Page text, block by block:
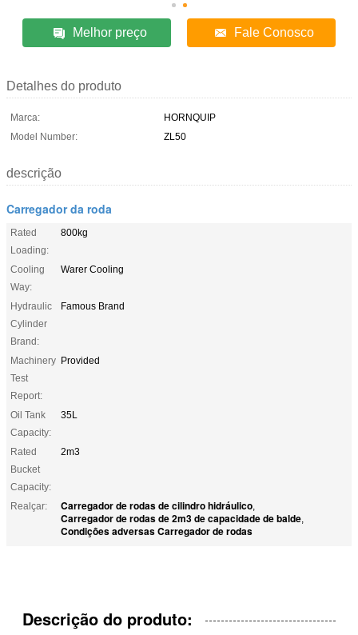
Melhor preço Fale Conosco
Detalhes do produto
Marca:
HORNQUIP
Model Number:
ZL50
descrição
Carregador da roda
Rated
Loading:
800kg
Cooling
Way:
Warer Cooling
Hydraulic
Cylinder
Brand:
Famous Brand
Machinery
Test
Report:
Provided
Oil Tank
Capacity:
35L
Rated
Bucket
Capacity:
2m3
Realçar: Carregador de rodas de cilindro hidráulico,
Carregador de rodas de 2m3 de capacidade de balde,
Condições adversas Carregador de rodas
Descrição do produto: